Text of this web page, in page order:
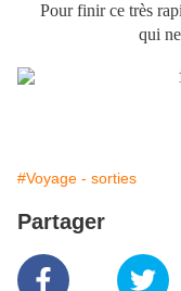
Pour finir ce très
qui
#Voyage - sorties
Partager